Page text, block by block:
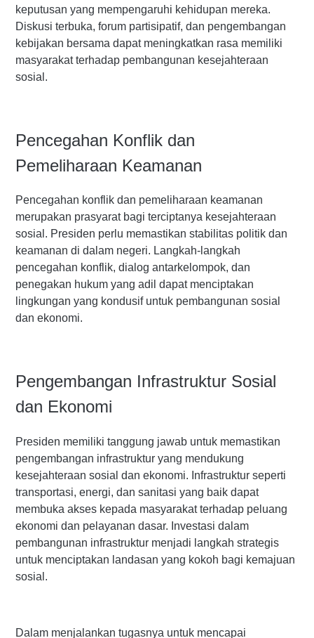
keputusan yang mempengaruhi kehidupan mereka.
Diskusi terbuka, forum partisipatif, dan pengembangan
kebijakan bersama dapat meningkatkan rasa memiliki
masyarakat terhadap pembangunan kesejahteraan
sosial.
Pencegahan Konflik dan
Pemeliharaan Keamanan
Pencegahan konflik dan pemeliharaan keamanan
merupakan prasyarat bagi terciptanya kesejahteraan
sosial. Presiden perlu memastikan stabilitas politik dan
keamanan di dalam negeri. Langkah-langkah
pencegahan konflik, dialog antarkelompok, dan
penegakan hukum yang adil dapat menciptakan
lingkungan yang kondusif untuk pembangunan sosial
dan ekonomi.
Pengembangan Infrastruktur Sosial
dan Ekonomi
Presiden memiliki tanggung jawab untuk memastikan
pengembangan infrastruktur yang mendukung
kesejahteraan sosial dan ekonomi. Infrastruktur seperti
transportasi, energi, dan sanitasi yang baik dapat
membuka akses kepada masyarakat terhadap peluang
ekonomi dan pelayanan dasar. Investasi dalam
pembangunan infrastruktur menjadi langkah strategis
untuk menciptakan landasan yang kokoh bagi kemajuan
sosial.
Dalam menjalankan tugasnya untuk mencapai